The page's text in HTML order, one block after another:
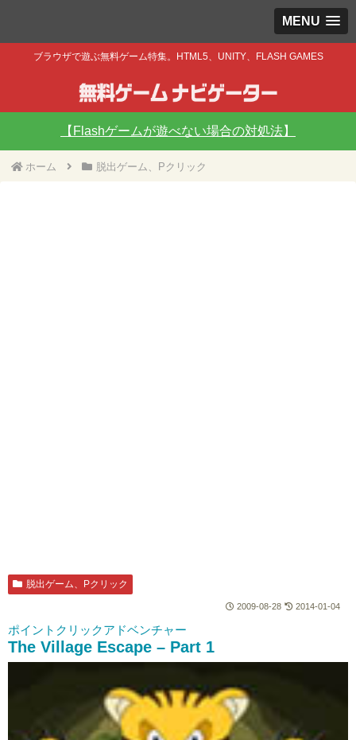
MENU
ブラウザで遊ぶ無料ゲーム特集。HTML5、UNITY、FLASH GAMES
【Flashゲームが遊べない場合の対処法】
ホーム 脱出ゲーム、Pクリック
脱出ゲーム、Pクリック
2009-08-28 2014-01-04
ポイントクリックアドベンチャー
The Village Escape – Part 1